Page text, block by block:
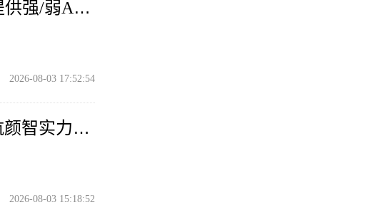
供强/弱AI
2026-08-03 17:52:54
颜智实力
2026-08-03 15:18:52